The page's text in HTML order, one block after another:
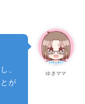
ゆきママ
、
が